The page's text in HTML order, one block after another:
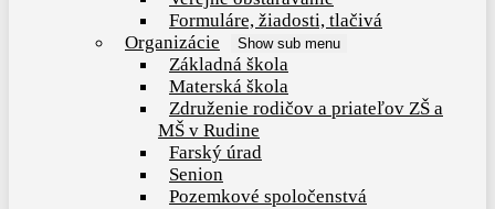
Formuláre, žiadosti, tlačivá
Organizácie
Show sub menu
Základná škola
Materská škola
Združenie rodičov a priateľov ZŠ a
MŠ v Rudine
Farský úrad
Senion
Pozemkové spoločenstvá